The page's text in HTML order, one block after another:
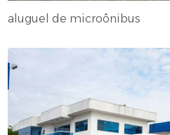
aluguel de microônibus